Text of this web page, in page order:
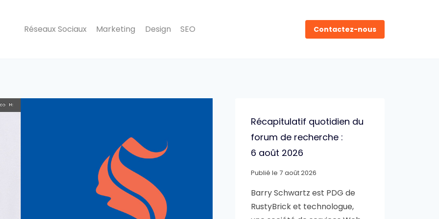
Réseaux Sociaux Marketing Design SEO Contactez-nous
Récapitulatif quotidien du
forum de recherche :
6 août 2026
Publié le 7 août 2026
Barry Schwartz est PDG de
RustyBrick et technologue,